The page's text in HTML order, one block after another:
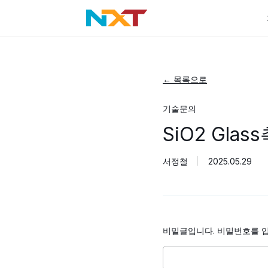
← 목록으로
기술문의
SiO2 Glass
서정철 2025.05.29
비밀글입니다. 비밀번호를